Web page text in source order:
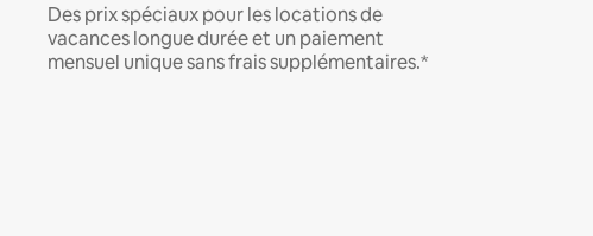
Des prix spéciaux pour les locations de
vacances longue durée et un paiement
mensuel unique sans frais supplémentaires.*